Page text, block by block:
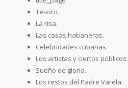
Tesoro.
La risa.
Las casas habaneras.
Celebridades cubanas.
Los artistas y ciertos públicos.
Sueño de gloria.
Los restos del Padre Varela.